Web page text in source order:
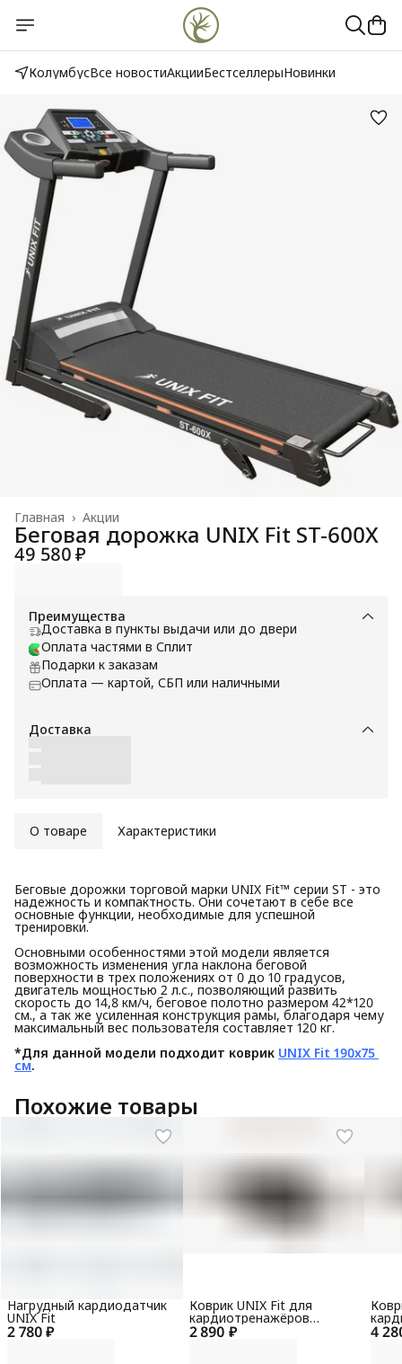
КолумбусВсе новостиАкцииБестселлерыНовинки
Акции
Главная ›
Беговая дорожка UNIX Fit ST-600X
49 580 ₽
Преимущества
Доставка в пункты выдачи или до двери
Оплата частями в Сплит
Подарки к заказам
Оплата — картой, СБП или наличными
Доставка
О товаре Характеристики
Беговые дорожки торговой марки UNIX Fit™ серии ST - это
надежность и компактность. Они сочетают в себе все
основные функции, необходимые для успешной
тренировки.
Основными особенностями этой модели является
возможность изменения угла наклона беговой
поверхности в трех положениях от 0 до 10 градусов,
двигатель мощностью 2 л.с., позволяющий развить
скорость до 14,8 км/ч, беговое полотно размером 42*120
см., а так же усиленная конструкция рамы, благодаря чему
максимальный вес пользователя составляет 120 кг.
*Для данной модели подходит коврик UNIX Fit 190x75
см.
Похожие товары
2 780 ₽
Нагрудный кардиодатчик
UNIX Fit
2 890 ₽
Коврик UNIX Fit для
кардиотренажёров
150x90x0,6 см 4